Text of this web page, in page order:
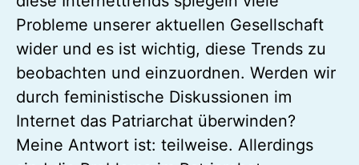
Probleme unserer aktuellen Gesellschaft
wider und es ist wichtig, diese Trends zu
beobachten und einzuordnen. Werden wir
durch feministische Diskussionen im
Internet das Patriarchat überwinden?
Meine Antwort ist: teilweise. Allerdings